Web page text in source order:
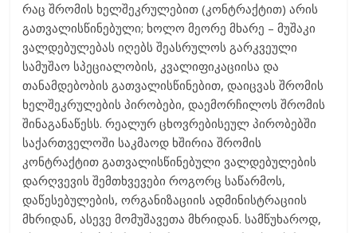
რაც შრომის ხელშეკრულებით (კონტრაქტით) არის
გათვალისწინებული; ხოლო მეორე მხარე – მუშაკი
ვალდებულებას იღებს შეასრულოს გარკვეული
სამუშაო სპეციალობის, კვალიფიკაციისა და
თანამდებობის გათვალისწინებით, დაიცვას შრომის
ხელშეკრულების პირობები, დაემორჩილოს შრომის
შინაგანაწესს. რეალურ ცხოვრებისეულ პირობებში
საქართველოში საკმაოდ ხშირია შრომის
კონტრაქტით გათვალისწინებული ვალდებულების
დარღვევის შემთხვევები როგორც საწარმოს,
დაწესებულების, ორგანიზაციის ადმინისტრაციის
მხრიდან, ასევე მომუშავეთა მხრიდან. სამწუხაროდ,